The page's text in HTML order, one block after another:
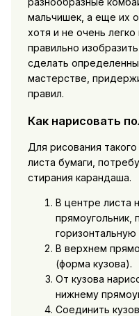
мальчишек, а еще их
хотя и не очень
правильно
сделать
мастерстве,
правил.
Как нарисовать
Для рисования
листа бумаги,
стирания карандаша.
В центре листа
прямоугольник,
горизонтальную
В верхнем
(форма кузова).
От кузова
нижнему
Соединить